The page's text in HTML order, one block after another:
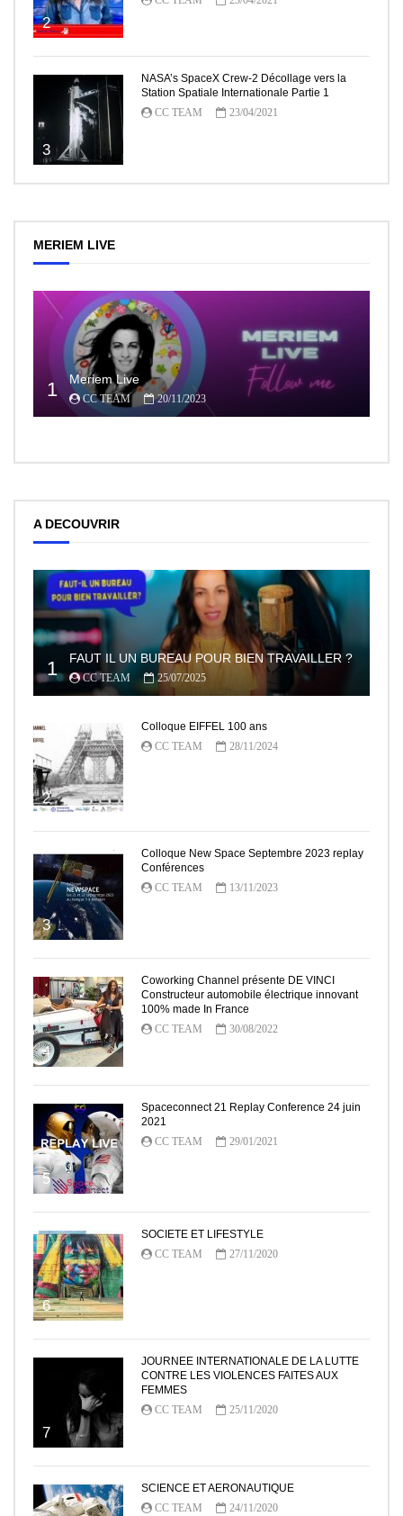
2
3
NASA’s SpaceX Crew-2 Décollage vers la
Station Spatiale Internationale Partie 1
CC TEAM
23/04/2021
MERIEM LIVE
1 Meriem Live
CC TEAM 20/11/2023
A DECOUVRIR
1 FAUT IL UN BUREAU POUR BIEN TRAVAILLER ?
CC TEAM 25/07/2025
2
Colloque EIFFEL 100 ans
CC TEAM
28/11/2024
3
Colloque New Space Septembre 2023 replay
Conférences
CC TEAM
13/11/2023
4
Coworking Channel présente DE VINCI
Constructeur automobile électrique innovant
100% made In France
CC TEAM
30/08/2022
5
Spaceconnect 21 Replay Conference 24 juin
2021
CC TEAM
29/01/2021
6
SOCIETE ET LIFESTYLE
CC TEAM
27/11/2020
7
JOURNEE INTERNATIONALE DE LA LUTTE
CONTRE LES VIOLENCES FAITES AUX
FEMMES
CC TEAM
25/11/2020
SCIENCE ET AERONAUTIQUE
CC TEAM
24/11/2020